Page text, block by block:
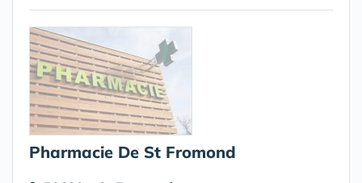
Pharmacie De St Fromond